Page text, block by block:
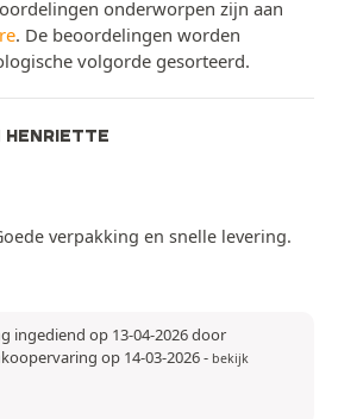
onderworpen zijn aan
. De beoordelingen worden
volgorde gesorteerd.
HENRIETTE
verpakking en snelle levering.
ingediend op 13-04-2026 door
op 14-03-2026- bekijk